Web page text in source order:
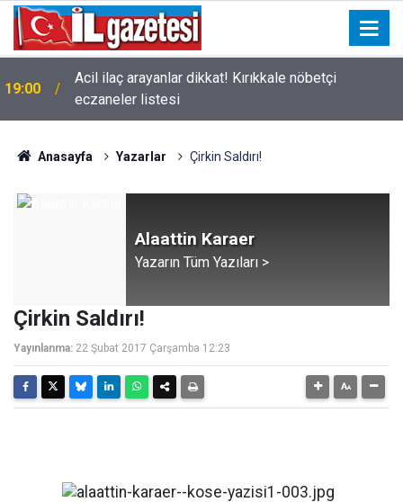
19:00
Acil ilaç arayanlar dikkat! Kırıkkale nöbetçi
eczaneler listesi
Anasayfa Yazarlar Çirkin Saldırı!
Alaattin Karaer
Yazarın Tüm Yazıları >
Çirkin Saldırı!
Yayınlanma: 22 Şubat 2017 Çarşamba 12:23